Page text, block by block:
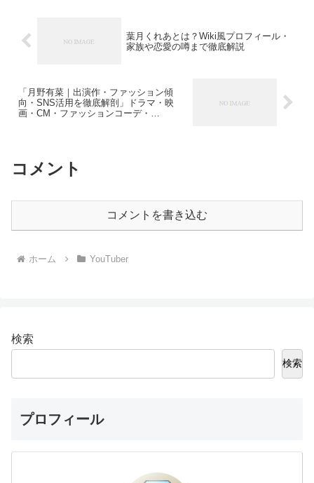
葉月くれあとは？Wiki風プロフィール・
家族や恋愛の噂まで徹底解説
「月野有菜｜出演作・ファッション傾
向・SNS活用を徹底解剖」ドラマ・映
画・CM・ファッションコーデ・
コメント
コメントを書き込む
ホーム YouTuber
検索
検索
プロフィール